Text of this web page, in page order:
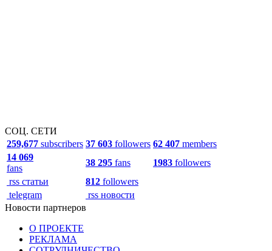
СОЦ. СЕТИ
259,677 subscribers 37 603 followers 62 407 members
14 069
fans
38 295 fans 1983 followers
rss статьи
812 followers
telegram
rss новости
Новости партнеров
О ПРОЕКТЕ
РЕКЛАМА